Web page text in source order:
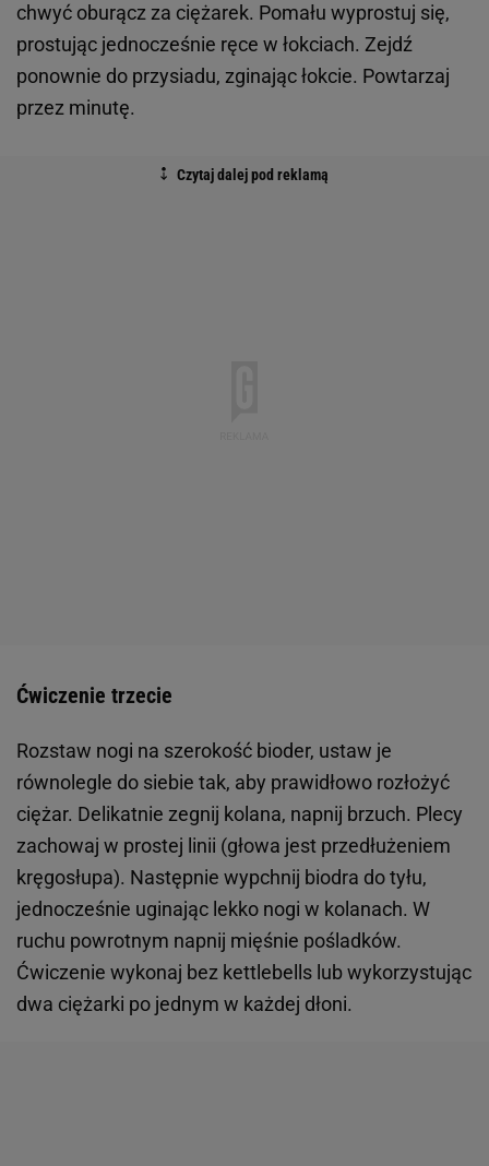
chwyć oburącz za ciężarek. Pomału wyprostuj się,
prostując jednocześnie ręce w łokciach. Zejdź
ponownie do przysiadu, zginając łokcie. Powtarzaj
przez minutę.
Ćwiczenie trzecie
Rozstaw nogi na szerokość bioder, ustaw je
równolegle do siebie tak, aby prawidłowo rozłożyć
ciężar. Delikatnie zegnij kolana, napnij brzuch. Plecy
zachowaj w prostej linii (głowa jest przedłużeniem
kręgosłupa). Następnie wypchnij biodra do tyłu,
jednocześnie uginając lekko nogi w kolanach. W
ruchu powrotnym napnij mięśnie pośladków.
Ćwiczenie wykonaj bez kettlebells lub wykorzystując
dwa ciężarki po jednym w każdej dłoni.